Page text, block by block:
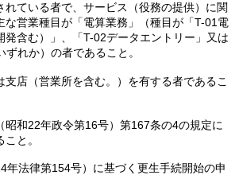
れている者で、サービス（役務の提供）に関
な営業種目が「電算業務」（種目が「T-01電
発含む）」、「T-02データエントリー」又は
ずれか）の者であること。
支店（営業所を含む。）を有する者であるこ
昭和22年政令第16号）第167条の4の規定に
と。
年法律第154号）に基づく更生手続開始の申